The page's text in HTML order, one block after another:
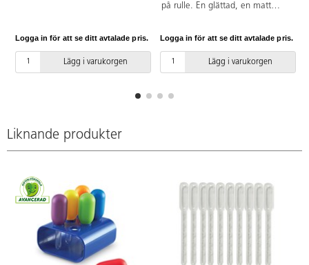
Logga in för att se ditt avtalade pris.
Lägg i varukorgen
på rulle. En glättad, en matt
Rulldiameter 80 mm.
Håldiameter 51 mm. pH-neutralt.
FSC-märkt. Pappret är pH-
Logga in för att se ditt avtalade pris.
Lägg i varukorgen
Liknande produkter